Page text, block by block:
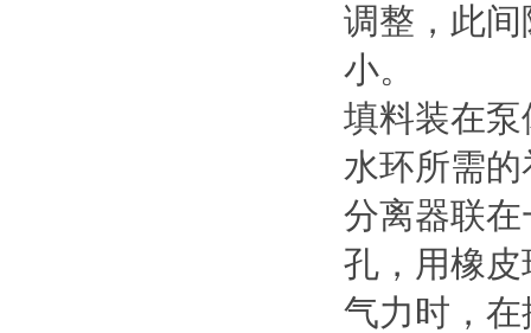
调整，此
小。
填料装在
水环所需
分离器联
孔，用橡
气力时，